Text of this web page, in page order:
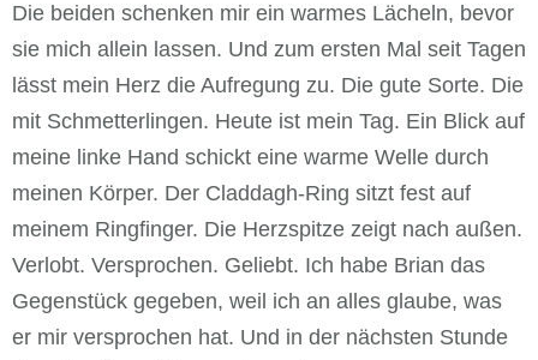
Die beiden schenken mir ein warmes Lächeln, bevor
sie mich allein lassen. Und zum ersten Mal seit Tagen
lässt mein Herz die Aufregung zu. Die gute Sorte. Die
mit Schmetterlingen. Heute ist mein Tag. Ein Blick auf
meine linke Hand schickt eine warme Welle durch
meinen Körper. Der Claddagh-Ring sitzt fest auf
meinem Ringfinger. Die Herzspitze zeigt nach außen.
Verlobt. Versprochen. Geliebt. Ich habe Brian das
Gegenstück gegeben, weil ich an alles glaube, was
er mir versprochen hat. Und in der nächsten Stunde